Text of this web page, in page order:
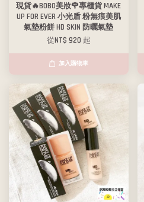
現貨🔥BOBO美妝🌹專櫃貨 MAKE
UP FOR EVER 小光盾 粉無痕美肌
氣墊粉餅 HD SKIN 防曬氣墊
從NT$ 920 起
加入購物車